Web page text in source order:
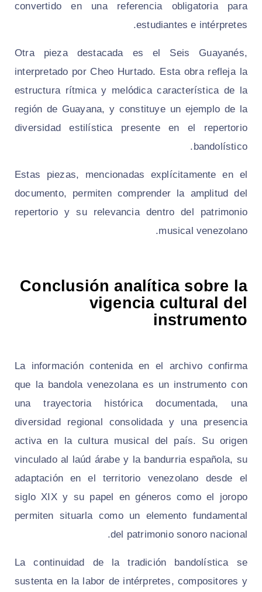
convertido en una referencia obligatoria para
estudiantes e intérpretes.
Otra pieza destacada es el Seis Guayanés,
interpretado por Cheo Hurtado. Esta obra refleja la
estructura rítmica y melódica característica de la
región de Guayana, y constituye un ejemplo de la
diversidad estilística presente en el repertorio
bandolístico.
Estas piezas, mencionadas explícitamente en el
documento, permiten comprender la amplitud del
repertorio y su relevancia dentro del patrimonio
musical venezolano.
Conclusión analítica sobre la
vigencia cultural del
instrumento
La información contenida en el archivo confirma
que la bandola venezolana es un instrumento con
una trayectoria histórica documentada, una
diversidad regional consolidada y una presencia
activa en la cultura musical del país. Su origen
vinculado al laúd árabe y la bandurria española, su
adaptación en el territorio venezolano desde el
siglo XIX y su papel en géneros como el joropo
permiten situarla como un elemento fundamental
del patrimonio sonoro nacional.
La continuidad de la tradición bandolística se
sustenta en la labor de intérpretes, compositores y